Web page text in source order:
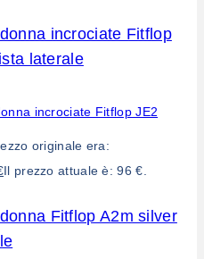
incrociate Fitflop JE2
originale era:
Il prezzo attuale è: 96 €.